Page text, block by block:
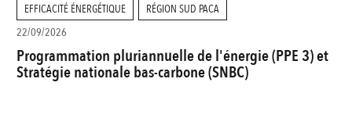
EFFICACITÉ ÉNERGÉTIQUE
RÉGION SUD PACA
22/09/2026
Programmation pluriannuelle de l'énergie (PPE 3) et
Stratégie nationale bas-carbone (SNBC)